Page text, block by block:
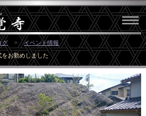
グ
イベント情報
お勤めしました